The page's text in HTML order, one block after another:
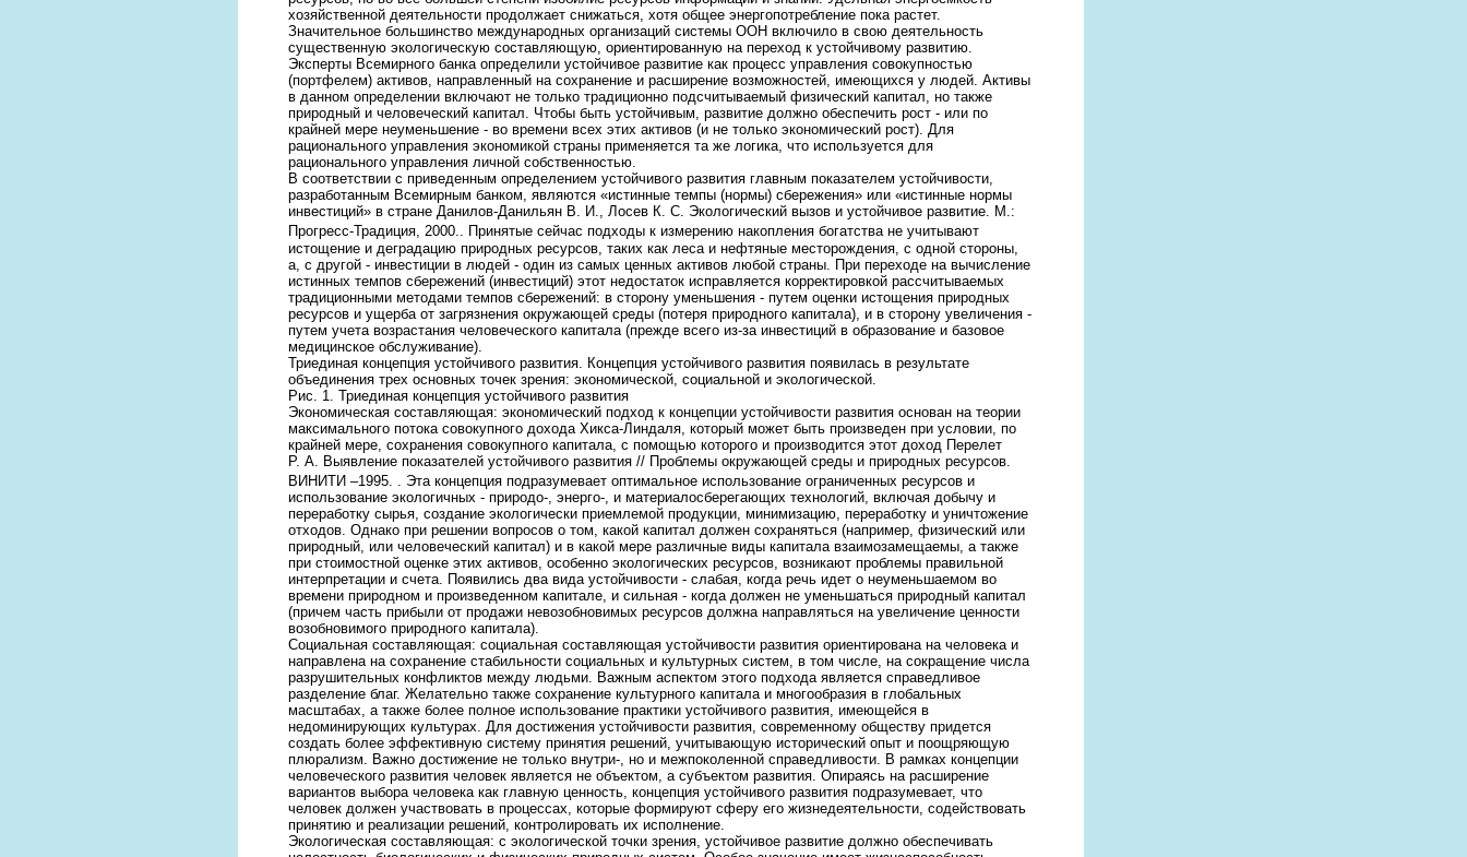
хозяйственной деятельности продолжает снижаться, хотя общее энергопотребление пока растет.
Значительное большинство международных организаций системы ООН включило в свою деятельность
существенную экологическую составляющую, ориентированную на переход к устойчивому развитию.
Эксперты Всемирного банка определили устойчивое развитие как процесс управления совокупностью
(портфелем) активов, направленный на сохранение и расширение возможностей, имеющихся у людей. Активы
в данном определении включают не только традиционно подсчитываемый физический капитал, но также
природный и человеческий капитал. Чтобы быть устойчивым, развитие должно обеспечить рост - или по
крайней мере неуменьшение - во времени всех этих активов (и не только экономический рост). Для
рационального управления экономикой страны применяется та же логика, что используется для
рационального управления личной собственностью.
В соответствии с приведенным определением устойчивого развития главным показателем устойчивости,
разработанным Всемирным банком, являются «истинные темпы (нормы) сбережения» или «истинные нормы
инвестиций» в стране Данилов-Данильян В. И., Лосев К. С. Экологический вызов и устойчивое развитие. М.:
Прогресс-Традиция, 2000.. Принятые сейчас подходы к измерению накопления богатства не учитывают
истощение и деградацию природных ресурсов, таких как леса и нефтяные месторождения, с одной стороны,
а, с другой - инвестиции в людей - один из самых ценных активов любой страны. При переходе на вычисление
истинных темпов сбережений (инвестиций) этот недостаток исправляется корректировкой рассчитываемых
традиционными методами темпов сбережений: в сторону уменьшения - путем оценки истощения природных
ресурсов и ущерба от загрязнения окружающей среды (потеря природного капитала), и в сторону увеличения -
путем учета возрастания человеческого капитала (прежде всего из-за инвестиций в образование и базовое
медицинское обслуживание).
Триединая концепция устойчивого развития. Концепция устойчивого развития появилась в результате
объединения трех основных точек зрения: экономической, социальной и экологической.
Рис. 1. Триединая концепция устойчивого развития
Экономическая составляющая: экономический подход к концепции устойчивости развития основан на теории
максимального потока совокупного дохода Хикса-Линдаля, который может быть произведен при условии, по
крайней мере, сохранения совокупного капитала, с помощью которого и производится этот доход Перелет
Р. А. Выявление показателей устойчивого развития // Проблемы окружающей среды и природных ресурсов.
ВИНИТИ –1995. . Эта концепция подразумевает оптимальное использование ограниченных ресурсов и
использование экологичных - природо-, энерго-, и материалосберегающих технологий, включая добычу и
переработку сырья, создание экологически приемлемой продукции, минимизацию, переработку и уничтожение
отходов. Однако при решении вопросов о том, какой капитал должен сохраняться (например, физический или
природный, или человеческий капитал) и в какой мере различные виды капитала взаимозамещаемы, а также
при стоимостной оценке этих активов, особенно экологических ресурсов, возникают проблемы правильной
интерпретации и счета. Появились два вида устойчивости - слабая, когда речь идет о неуменьшаемом во
времени природном и произведенном капитале, и сильная - когда должен не уменьшаться природный капитал
(причем часть прибыли от продажи невозобновимых ресурсов должна направляться на увеличение ценности
возобновимого природного капитала).
Социальная составляющая: социальная составляющая устойчивости развития ориентирована на человека и
направлена на сохранение стабильности социальных и культурных систем, в том числе, на сокращение числа
разрушительных конфликтов между людьми. Важным аспектом этого подхода является справедливое
разделение благ. Желательно также сохранение культурного капитала и многообразия в глобальных
масштабах, а также более полное использование практики устойчивого развития, имеющейся в
недоминирующих культурах. Для достижения устойчивости развития, современному обществу придется
создать более эффективную систему принятия решений, учитывающую исторический опыт и поощряющую
плюрализм. Важно достижение не только внутри-, но и межпоколенной справедливости. В рамках концепции
человеческого развития человек является не объектом, а субъектом развития. Опираясь на расширение
вариантов выбора человека как главную ценность, концепция устойчивого развития подразумевает, что
человек должен участвовать в процессах, которые формируют сферу его жизнедеятельности, содействовать
принятию и реализации решений, контролировать их исполнение.
Экологическая составляющая: с экологической точки зрения, устойчивое развитие должно обеспечивать